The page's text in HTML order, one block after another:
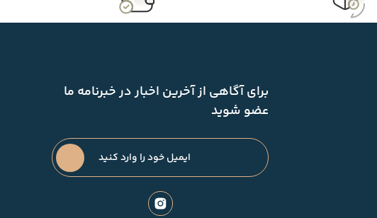
برای آگاهی از آخرین اخبار در خبرنامه ما
عضو شوید